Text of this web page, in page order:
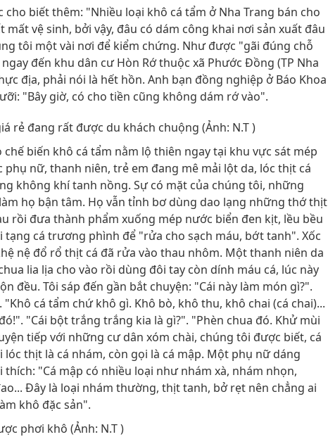
cho biết thêm: "Nhiều loại khô cá tẩm ở Nha Trang bán cho
mất vệ sinh, bởi vậy, đâu có dám công khai nơi sản xuất đâu
tôi một vài nơi để kiểm chứng. Như được "gãi đúng chỗ
đến khu dân cư Hòn Rớ thuộc xã Phước Đồng (TP Nha
địa, phải nói là hết hồn. Anh bạn đồng nghiệp ở Báo Khoa
"Bây giờ, có cho tiền cũng không dám rớ vào".
rẻ đang rất được du khách chuộng (Ảnh: N.T )
biến khô cá tẩm nằm lộ thiên ngay tại khu vực sát mép
phụ nữ, thanh niên, trẻ em đang mê mải lột da, lóc thịt cá
không khí tanh nồng. Sự có mặt của chúng tôi, những
họ bận tâm. Họ vẫn tỉnh bơ dùng dao lạng những thớ thịt
rồi đưa thành phẩm xuống mép nước biển đen kịt, lều bều
tạng cá trương phình để "rửa cho sạch máu, bớt tanh". Xốc
nệ đổ rổ thịt cá đã rửa vào thau nhôm. Một thanh niên da
lia lịa cho vào rồi dùng đôi tay còn dính máu cá, lúc này
đều. Tôi sáp đến gần bắt chuyện: "Cái này làm món gì?".
"Khô cá tẩm chứ khô gì. Khô bò, khô thu, khô chai (cá chai)...
"Cái bột trắng trắng kia là gì?". "Phèn chua đó. Khử mùi
tiếp với những cư dân xóm chài, chúng tôi được biết, cá
lóc thịt là cá nhám, còn gọi là cá mập. Một phụ nữ dáng
thích: "Cá mập có nhiều loại như nhám xà, nhám nhọn,
Đây là loại nhám thường, thịt tanh, bở rẹt nên chẳng ai
khô đặc sản".
phơi khô (Ảnh: N.T )